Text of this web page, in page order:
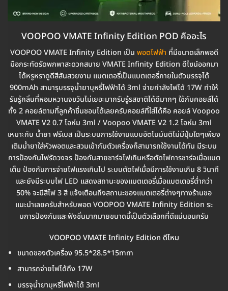
VOOPOO VMATE Infinity Edition POD คืออะไร
VOOPOO VMATE Infinity Edition เป็น พอตไฟฟ้า ที่มีขนาดเล็กพอดี
มือกระทัดรัดพกพาสะดวกสบาย VMATE Infinity Edition ดีไซน์ออกมา
ได้หรูหราดูดีสีสันสวยงาม แบตเตอรี่เป็นแบตเตอรี่ภายในตัวบรรจุได้
900mAh สามารุบรรจุน้ำยาบุหรี่ไฟฟ้าได้ 3ml จ่ายกำลังไฟได้ 17W ทำให้
รับรู้กลิ่นที่หอมหวานจขวันไม่เยอะมากรับรู้รสชาติได้ดีมากๆ ใช้กับคอยล์ได้
ทั้ง 2 คอยล์ตามที่ลูกค้าชื่นชอบได้เลยครับคอยล์ที่ใส่ได้คือ คอยล์ Voopoo
VMATE V2 0.7 โอห์ม 3ml / Voopoo VMATE V2 1.2 โอห์ม 3ml
เหมาะกับ น้ำยา ฟรีเบส เป็นระบบการใช้งานแบบอัตโนมันติไม่มีปุ่มใดๆเพียง
เติมน้ำยาใส่หัวพอตและสวมเข้ากับตัวเครื่องก็สามารถใช้งานได้ทัน มีระบบ
การป้องกันไฟรัดวงจร ป้องกันสายชาร์จไฟเกินหรือตัดไฟการชาร์จเมื่อแบต
เต็ม ป้องกันการจ่ายไฟแรงเกินไป ระบบตัดไฟเมื่อมีการใช้งานเกิน 8 วินาที
และยังมีระบบไฟ LED แสดงสถานะของแบตเตอรี่เมื่อแบตเตอรี่ต่ำกว่า
50% จะมีสีไฟ 3 สี แจ้งเตือนถึงสถานะของแบตเตอรี่ต่างๆทางร้านขอ
แนะนำเลยครับสำหรับพอต VOOPOO VMATE Infinity Edition ระ
บการป้องกันและฟังชั่นมากมายขนาดนี้เป็นตัวเลือกที่ดีแน่นอนครับ
VOOPOO VMATE Infinity Edition ดีไหม
ขนาดของตัวเครื่อง 95.5*28.5*15mm
สามารถจ่ายไฟได้ถึง 17W
บรรจุน้ำยาบุหรี่ไฟฟ้าได้ 3ml